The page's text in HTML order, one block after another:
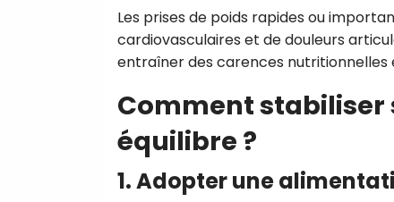
Les prises de poids rapides ou
cardiovasculaires et de douleurs
entraîner des carences nutritionnelles
Comment stabiliser
équilibre ?
1. Adopter une